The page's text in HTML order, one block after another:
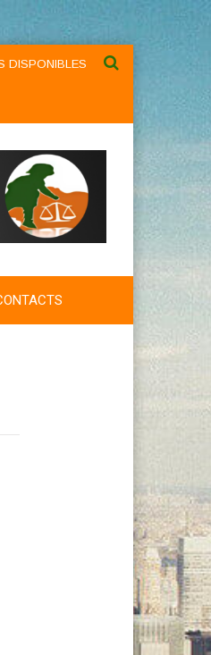
AU NIVEAU DU MENU